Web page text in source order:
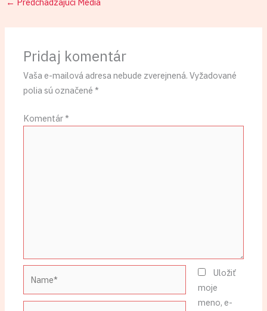
Pridaj komentár
Vaša e-mailová adresa nebude zverejnená. Vyžadované
polia sú označené*
Komentár*
Uložiť
moje
meno, e-